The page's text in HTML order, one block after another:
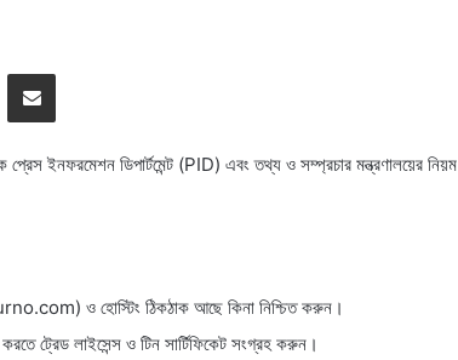
Share via Email
ইনফরমেশন ডিপার্টমেন্ট (PID) এবং তথ্য ও সম্প্রচার মন্ত্রণালয়ের নিয়ম
ও হোস্টিং ঠিকঠাক আছে কিনা নিশ্চিত করুন।
করতে ট্রেড লাইসেন্স ও টিন সার্টিফিকেট সংগ্রহ করুন।